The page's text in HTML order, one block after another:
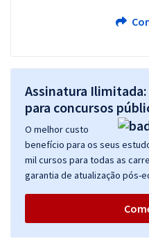
Assinatura Ilimitada:
para concursos
O melhor custo
benefício para os seus
mil cursos para todas as
garantia de atualização pós-